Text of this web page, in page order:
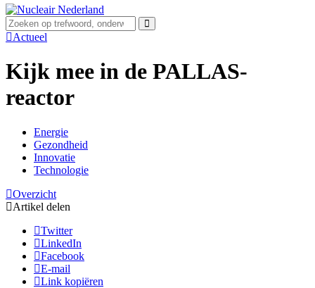
Actueel
Kijk mee in de PALLAS-
reactor
Energie
Gezondheid
Innovatie
Technologie
Overzicht
Artikel delen
Twitter
LinkedIn
Facebook
E-mail
Link kopiëren